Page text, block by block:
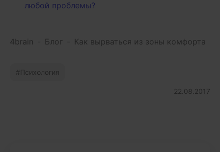
любой проблемы?
4brain Блог Как вырваться из зоны комфорта
Психология
22.08.2017